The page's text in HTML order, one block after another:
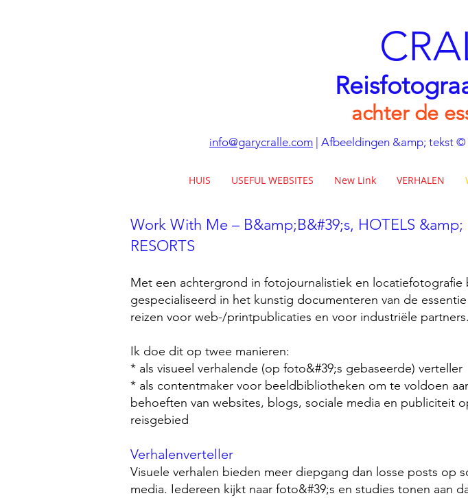
achter de
info@garycralle.com | Afbeeldingen &amp; tekst
HUIS USEFUL WEBSITES New Link VERHALEN
Work With Me – B&amp;B&#39;s, HOTELS &amp;
RESORTS
Met een achtergrond in fotojournalistiek en locatiefotografie
gespecialiseerd in het kunstig documenteren van de essentie
reizen voor web-/printpublicaties en voor industriële partners.
Ik doe dit op twee manieren:
* als visueel verhalende (op foto&#39;s gebaseerde) verteller
* als contentmaker voor beeldbibliotheken om te voldoen
behoeften van websites, blogs, sociale media en publiciteit
reisgebied
Verhalenverteller
Visuele verhalen bieden meer diepgang dan losse posts op
media. Iedereen kijkt naar foto&#39;s en studies tonen aan